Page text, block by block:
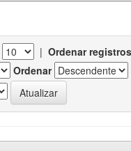
| Ordenar
Ordenar